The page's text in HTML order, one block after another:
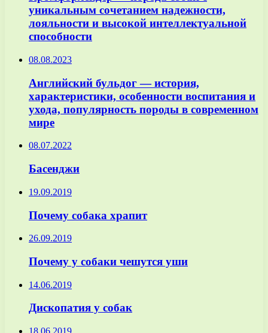
уникальным сочетанием надежности,
лояльности и высокой интеллектуальной
способности
08.08.2023
Английский бульдог — история,
характеристики, особенности воспитания и
ухода, популярность породы в современном
мире
08.07.2022
Басенджи
19.09.2019
Почему собака храпит
26.09.2019
Почему у собаки чешутся уши
14.06.2019
Дископатия у собак